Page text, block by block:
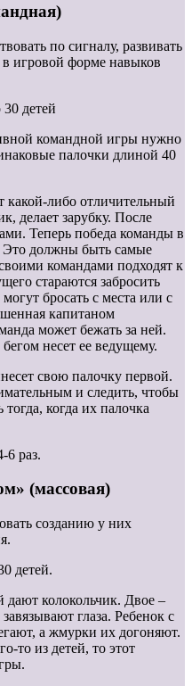
по сигналу, развивать
в игровой форме навыков
30 детей
командной игры нужно
палочки длиной 40
какой-либо отличительный
делает зарубку. После
Теперь победа команды в
Это должны быть самые
командами подходят к
стараются забросить
бросать с места или с
капитаном
может бежать за ней.
несет ее ведущему.
свою палочку первой.
и следить, чтобы
когда их палочка
6 раз.
(массовая)
созданию у них
детей.
дают колокольчик. Двое –
глаза. Ребенок с
а жмурки их догоняют.
то из детей, то этот